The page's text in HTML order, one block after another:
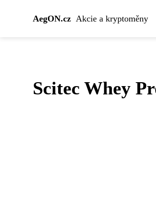
AegON.cz Akcie a kryptoměny
Scitec Whey